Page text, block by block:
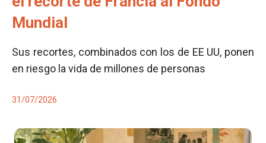
Mundial
Sus recortes, combinados con los de EE UU, ponen
en riesgo la vida de millones de personas
31/07/2026